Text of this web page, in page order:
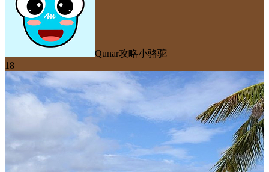
Qunar攻略小骆驼
18